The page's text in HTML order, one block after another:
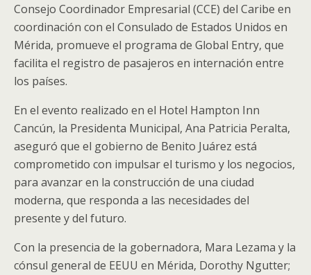
Consejo Coordinador Empresarial (CCE) del Caribe en
coordinación con el Consulado de Estados Unidos en
Mérida, promueve el programa de Global Entry, que
facilita el registro de pasajeros en internación entre
los países.
En el evento realizado en el Hotel Hampton Inn
Cancún, la Presidenta Municipal, Ana Patricia Peralta,
aseguró que el gobierno de Benito Juárez está
comprometido con impulsar el turismo y los negocios,
para avanzar en la construcción de una ciudad
moderna, que responda a las necesidades del
presente y del futuro.
Con la presencia de la gobernadora, Mara Lezama y la
cónsul general de EEUU en Mérida, Dorothy Ngutter;